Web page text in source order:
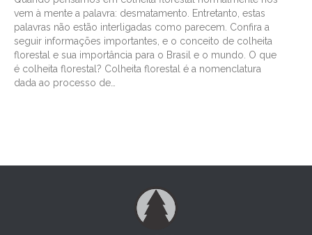
vem à mente a palavra: desmatamento. Entretanto, estas
palavras não estão interligadas como parecem. Confira a
seguir informações importantes, e o conceito de colheita
florestal e sua importância para o Brasil e o mundo. O que
é colheita florestal? Colheita florestal é a nomenclatura
dada ao processo de…